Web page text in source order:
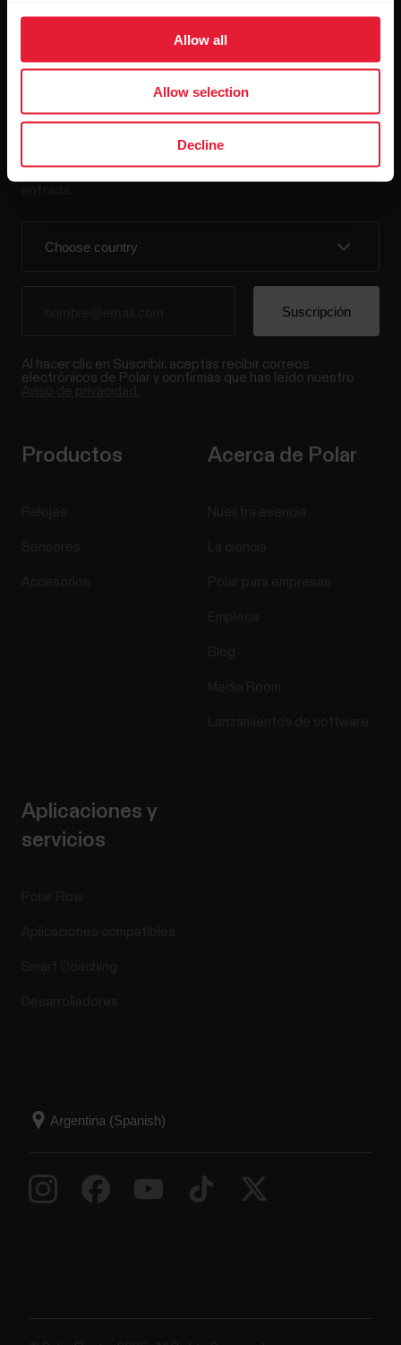
Allow all
Allow selection
Decline
Mantente al día.
Regístrate en nuestra newsletter quincenal y recibe
las últimas noticias directamente en tu bandeja de
Al hacer clic en Suscribir, aceptas recibir correos
electrónicos de Polar y confirmas que has leído nuestro
Productos Acerca de Polar
Aplicaciones y
servicios